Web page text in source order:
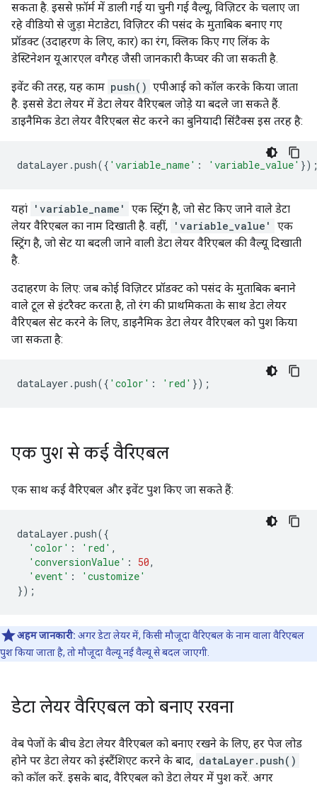
सकता है. इससे फ़ॉर्म में डाली गई या चुनी गई वैल्यू, विज़िटर के चलाए जा
रहे वीडियो से जुड़ा मेटाडेटा, विज़िटर की पसंद के मुताबिक बनाए गए
प्रॉडक्ट (उदाहरण के लिए, कार) का रंग, क्लिक किए गए लिंक के
डेस्टिनेशन यूआरएल वगैरह जैसी जानकारी कैप्चर की जा सकती है.
इवेंट की तरह, यह काम push() एपीआई को कॉल करके किया जाता
है. इससे डेटा लेयर में डेटा लेयर वैरिएबल जोड़े या बदले जा सकते हैं.
डाइनैमिक डेटा लेयर वैरिएबल सेट करने का बुनियादी सिंटैक्स इस तरह है:
dataLayer .push({ 'variable_name' : 'variable_value'
यहां 'variable_name'
एक स्ट्रिंग है, जो सेट किए जाने वाले डेटा
लेयर वैरिएबल का नाम दिखाती है. वहीं, 'variable_value'
एक
स्ट्रिंग है, जो सेट या बदली जाने वाली डेटा लेयर वैरिएबल की वैल्यू दिखाती
है.
उदाहरण के लिए: जब कोई विज़िटर प्रॉडक्ट को पसंद के मुताबिक बनाने
वाले टूल से इंटरैक्ट करता है, तो रंग की प्राथमिकता के साथ डेटा लेयर
वैरिएबल सेट करने के लिए, डाइनैमिक डेटा लेयर वैरिएबल को पुश किया
जा सकता है:
dataLayer .push({ 'color' : 'red' });
एक पुश से कई वैरिएबल
एक साथ कई वैरिएबल और इवेंट पुश किए जा सकते हैं:
dataLayer .push({
'color' : 'red' ,
'conversionValue' : 50,
'event' :
'customize'
});
अहम जानकारी: अगर डेटा लेयर में, किसी मौजूदा वैरिएबल के नाम वाला वैरिएबल
पुश किया जाता है, तो मौजूदा वैल्यू नई वैल्यू से बदल जाएगी.
डेटा लेयर वैरिएबल को बनाए रखना
वेब पेजों के बीच डेटा लेयर वैरिएबल को बनाए रखने के लिए, हर पेज लोड
होने पर डेटा लेयर को इंस्टैंशिएट करने के बाद, dataLayer.push()
को कॉल करें. इसके बाद, वैरिएबल को डेटा लेयर में पुश करें. अगर